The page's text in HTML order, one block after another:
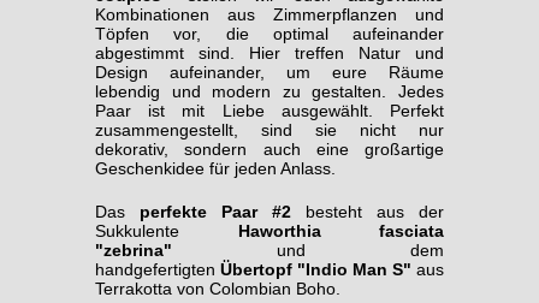
Kombinationen aus Zimmerpflanzen und
Töpfen vor, die optimal aufeinander
abgestimmt sind. Hier treffen Natur und
Design aufeinander, um eure Räume
lebendig und modern zu gestalten. Jedes
Paar ist mit Liebe ausgewählt. Perfekt
zusammengestellt, sind sie nicht nur
dekorativ, sondern auch eine großartige
Geschenkidee für jeden Anlass.
Das perfekte Paar #2 besteht aus der
Sukkulente Haworthia fasciata
"zebrina" und dem
handgefertigten Übertopf "Indio Man S" aus
Terrakotta von Colombian Boho.